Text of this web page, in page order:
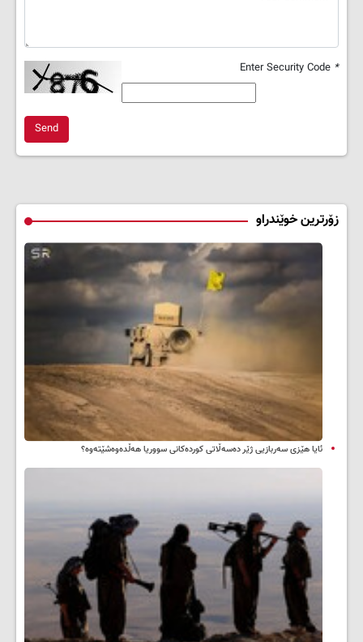
*
Send
زۆرترین خوێندراو
ئایا هێزی سەربازیی ژێر دەسەڵاتی کوردەکانی سووریا هەڵدەوەشێتەوە؟